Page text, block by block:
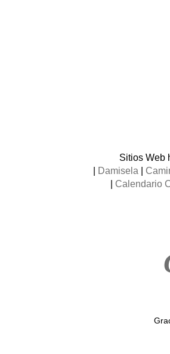
Sitios Web
Damisela
Calendario